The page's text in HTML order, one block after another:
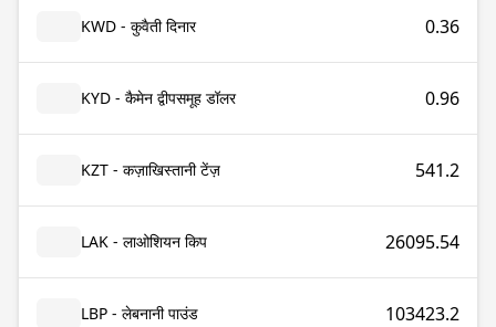
KWD - कुवैती दिनार 0.36
KYD - कैमेन द्वीपसमूह डॉलर 0.96
KZT - कज़ाखिस्तानी टेंज़ 541.2
LAK - लाओशियन किप 26095.54
LBP - लेबनानी पाउंड 103423.2